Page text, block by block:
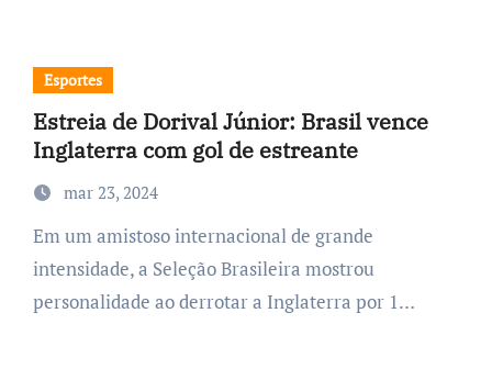
Esportes
Estreia de Dorival Júnior: Brasil vence
Inglaterra com gol de estreante
mar 23, 2024
Em um amistoso internacional de grande
intensidade, a Seleção Brasileira mostrou
personalidade ao derrotar a Inglaterra por 1…